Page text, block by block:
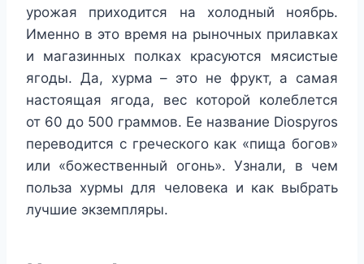
урожая приходится на холодный ноябрь.
Именно в это время на рыночных прилавках
и магазинных полках красуются мясистые
ягоды. Да, хурма – это не фрукт, а самая
настоящая ягода, вес которой колеблется
от 60 до 500 граммов. Ее название Diospyros
переводится с греческого как «пища богов»
или «божественный огонь». Узнали, в чем
польза хурмы для человека и как выбрать
лучшие экземпляры.